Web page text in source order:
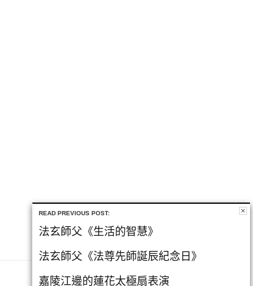
READ PREVIOUS POST:
法玄師父《生活的智慧》
法玄師父《法尊先師誕辰紀念日》
嘉陵江邊的蓮花太極扇表演